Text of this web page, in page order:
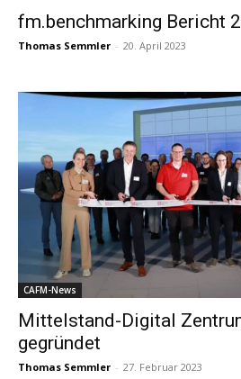
fm.benchmarking Bericht
Thomas Semmler - 20. April 2023
CAFM-News
Mittelstand-Digital
gegründet
Thomas Semmler - 27. Februar 2023